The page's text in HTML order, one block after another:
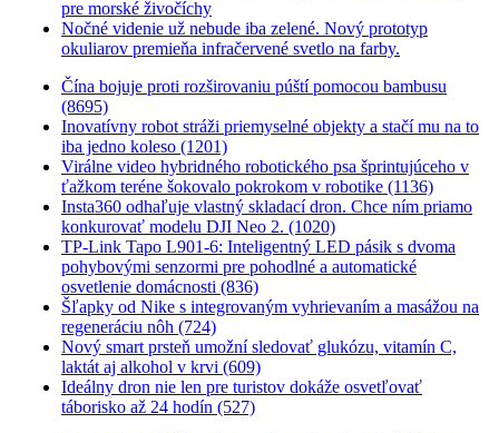
pre morské živočíchy
Nočné videnie už nebude iba zelené. Nový prototyp
okuliarov premieňa infračervené svetlo na farby.
Čína bojuje proti rozširovaniu púští pomocou bambusu
(8695)
Inovatívny robot stráži priemyselné objekty a stačí mu na to
iba jedno koleso (1201)
Virálne video hybridného robotického psa šprintujúceho v
ťažkom teréne šokovalo pokrokom v robotike (1136)
Insta360 odhaľuje vlastný skladací dron. Chce ním priamo
konkurovať modelu DJI Neo 2. (1020)
TP-Link Tapo L901-6: Inteligentný LED pásik s dvoma
pohybovými senzormi pre pohodlné a automatické
osvetlenie domácnosti (836)
Šľapky od Nike s integrovaným vyhrievaním a masážou na
regeneráciu nôh (724)
Nový smart prsteň umožní sledovať glukózu, vitamín C,
laktát aj alkohol v krvi (609)
Ideálny dron nie len pre turistov dokáže osvetľovať
táborisko až 24 hodín (527)